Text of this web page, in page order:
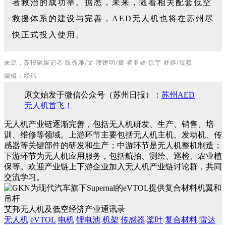
者救治的成功率。据悉，未来，随着相关配套低空
救援体系的建设与完善，AED无人机也将在苏州尽
快正式投入使用。
来源：苏报融媒记者 陈秀雅/文 濮建明/摄 瞿亚健 徐宇 舒婷/视频
编辑：经纬
原文始发于微信公众号（苏州日报）： 苏州AED
无人机首飞！
无人机产业链逐渐完善，包括无人机研发、生产、销售、培
训、维修等领域。上游环节主要包括无人机主机、发动机、传
感器等关键部件的研发和生产；中游环节是无人机整机制造；
下游环节为无人机应用服务，包括航拍、测绘、巡检、农业植
保等。欢迎产业链上下游企业加入无人机产业链讨论群，共同
交流学习。
艾邦无人机及低空经济产业通讯录
无人机 eVTOL 电机 锂电池 机架 传感器 桨叶 复合材料 雷达